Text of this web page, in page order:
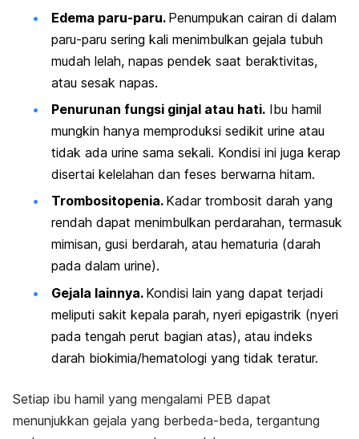
Edema paru-paru. Penumpukan cairan di dalam
paru-paru sering kali menimbulkan gejala tubuh
mudah lelah, napas pendek saat beraktivitas,
atau sesak napas.
Penurunan fungsi ginjal atau hati. Ibu hamil
mungkin hanya memproduksi sedikit urine atau
tidak ada urine sama sekali. Kondisi ini juga kerap
disertai kelelahan dan feses berwarna hitam.
Trombositopenia. Kadar trombosit darah yang
rendah dapat menimbulkan perdarahan, termasuk
mimisan, gusi berdarah, atau hematuria (darah
pada dalam urine).
Gejala lainnya. Kondisi lain yang dapat terjadi
meliputi sakit kepala parah, nyeri epigastrik (nyeri
pada tengah perut bagian atas), atau indeks
darah biokimia/hematologi yang tidak teratur.
Setiap ibu hamil yang mengalami PEB dapat
menunjukkan gejala yang berbeda-beda, tergantung